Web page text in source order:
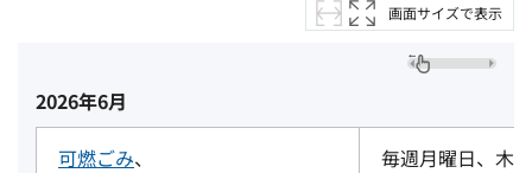
画面サイズで表示
2026年6月
可燃ごみ、
毎週月曜日、木